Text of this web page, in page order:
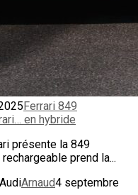
Ferrari 849
en hybride
présente la 849
prend la...
Arnaud4 septembre